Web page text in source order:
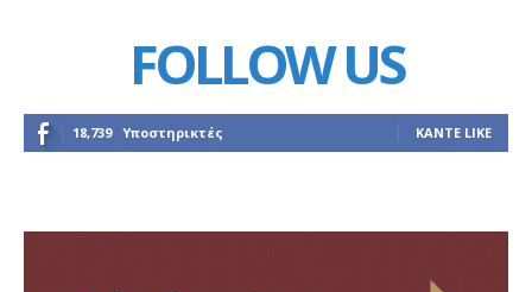
FOLLOW US
18,739 Υποστηρικτές ΚΆΝΤΕ LIKE